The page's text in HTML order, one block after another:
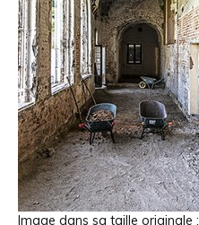
Image dans sa taille originale :